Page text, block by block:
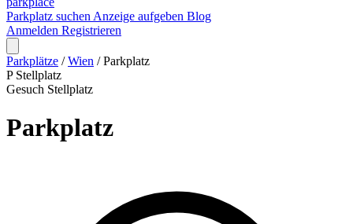
Parkplatz suchen Anzeige aufgeben Blog
Anmelden Registrieren
Parkplätze / Wien / Parkplatz
P Stellplatz
Gesuch Stellplatz
Parkplatz